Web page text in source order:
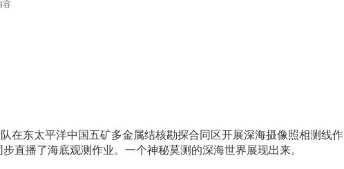
容
东太平洋中国五矿多金属结核勘探合同区开展深海摄像照相测线作
直播了海底观测作业。一个神秘莫测的深海世界展现出来。